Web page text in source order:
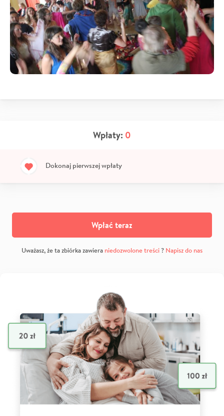
Wpłaty: 0
Dokonaj pierwszej wpłaty
Wpłać teraz
Uważasz, że ta zbiórka zawiera niedozwolone treści? Napisz do nas